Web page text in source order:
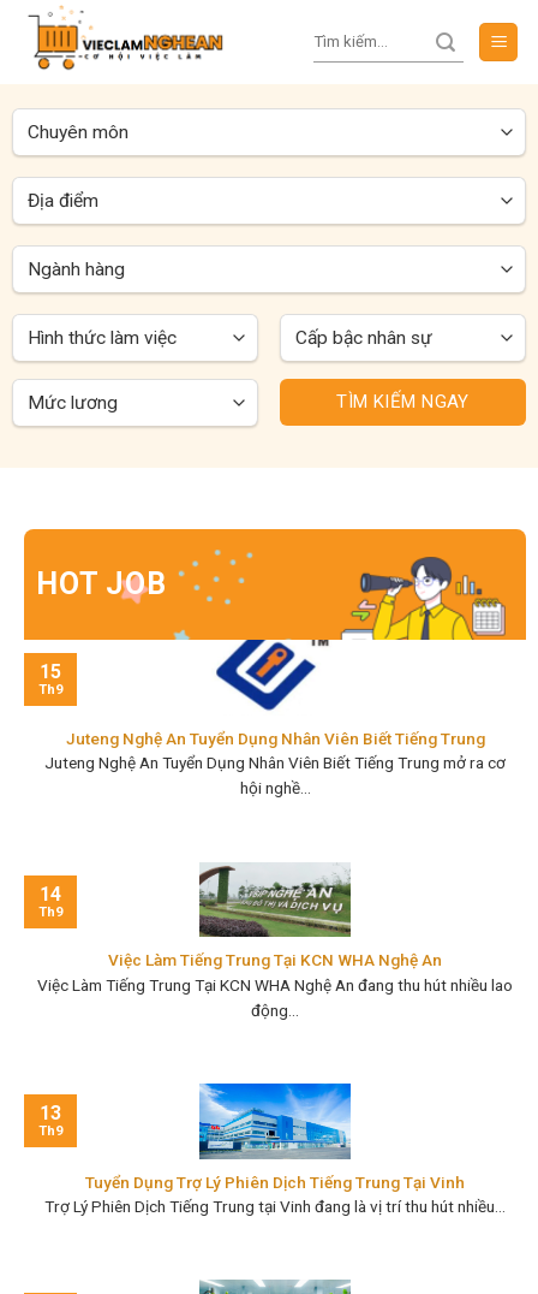
Skip
content
TÌM KIẾM NGAY
HOT JOB
Juteng Nghệ An Tuyển Dụng Nhân Viên Biết Tiếng Trung
Juteng Nghệ An Tuyển Dụng Nhân Viên Biết Tiếng Trung mở ra cơ
hội nghề...
15
Th9
Việc Làm Tiếng Trung Tại KCN WHA Nghệ An
Việc Làm Tiếng Trung Tại KCN WHA Nghệ An đang thu hút nhiều lao
động...
14
Th9
Tuyển Dụng Trợ Lý Phiên Dịch Tiếng Trung Tại Vinh
Trợ Lý Phiên Dịch Tiếng Trung tại Vinh đang là vị trí thu hút nhiều...
13
Th9